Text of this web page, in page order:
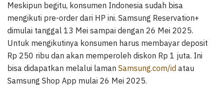
Meskipun begitu, konsumen Indonesia sudah bisa
mengikuti pre-order dari HP ini. Samsung Reservation+
dimulai tanggal 13 Mei sampai dengan 26 Mei 2025.
Untuk mengikutinya konsumen harus membayar deposit
Rp 250 ribu dan akan memperoleh diskon Rp 1 juta. Ini
bisa didapatkan melalui laman Samsung.com/id atau
Samsung Shop App mulai 26 Mei 2025.